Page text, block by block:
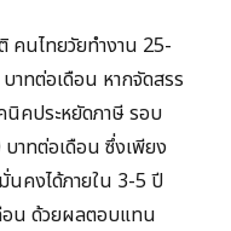
คนไทยวัยทำงาน 25-
าทต่อเดือน หากจัดสรร
นิคประหยัดภาษี รอบ
าทต่อเดือน ซึ่งเพียง
นคงได้ภายใน 3-5 ปี
อน ด้วยผลตอบแทน